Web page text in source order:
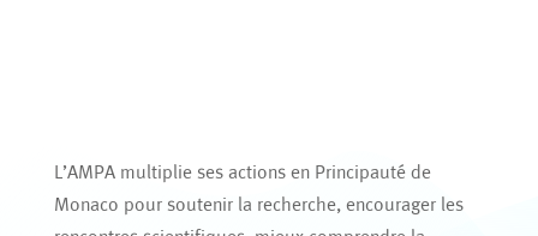
L’AMPA multiplie ses actions en Principauté de
Monaco pour soutenir la recherche, encourager les